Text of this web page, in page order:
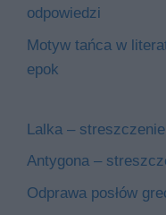
odpowiedzi
Motyw tańca w
epok
Lalka – streszczenie
Antygona –
Odprawa posłów